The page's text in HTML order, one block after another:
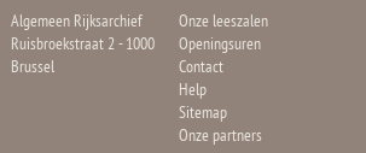
Algemeen Rijksarchief
Ruisbroekstraat 2 - 1000
Brussel
Onze leeszalen
Openingsuren
Contact
Help
Sitemap
Onze partners